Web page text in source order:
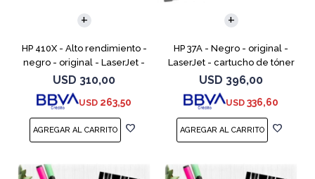
HP 410X - Alto rendimiento -
negro - original - LaserJet -
cartucho de tóner (CF410X) -
para Color LaserJet Pro M452,
MFP M377,
USD 310,00
USD 263,50
HP 37A - Negro - original -
LaserJet - cartucho de tóner
(CF237A) - para LaserJet
Managed MFP E62555;
LaserJet Managed Flow MFP
USD 396,00
USD 336,60